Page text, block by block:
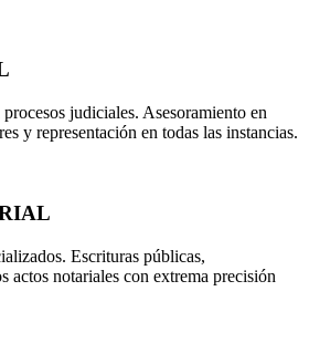
judiciales. Asesoramiento en
y representación en todas las instancias.
Escrituras públicas,
actos notariales con extrema precisión